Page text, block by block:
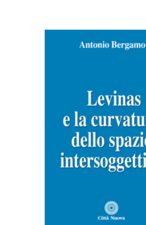
AGGIUNGI AL CARRELLO